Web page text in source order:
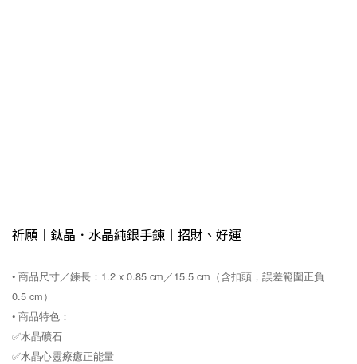
祈願｜鈦晶．水晶純銀手鍊｜招財、好運
• 商品尺寸／鍊長：1.2 x 0.85 cm／15.5 cm（含扣頭，誤差範圍正負
0.5 cm）
• 商品特色：
✅水晶礦石
✅水晶心靈療癒正能量